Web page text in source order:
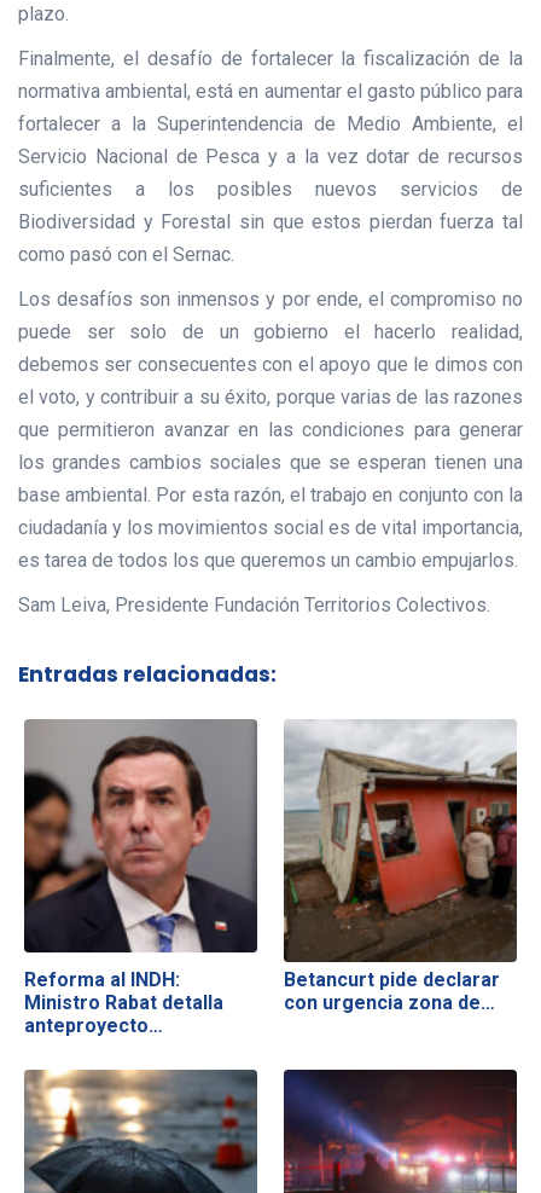
plazo.
Finalmente, el desafío de fortalecer la fiscalización de la
normativa ambiental, está en aumentar el gasto público para
fortalecer a la Superintendencia de Medio Ambiente, el
Servicio Nacional de Pesca y a la vez dotar de recursos
suficientes a los posibles nuevos servicios de
Biodiversidad y Forestal sin que estos pierdan fuerza tal
como pasó con el Sernac.
Los desafíos son inmensos y por ende, el compromiso no
puede ser solo de un gobierno el hacerlo realidad,
debemos ser consecuentes con el apoyo que le dimos con
el voto, y contribuir a su éxito, porque varias de las razones
que permitieron avanzar en las condiciones para generar
los grandes cambios sociales que se esperan tienen una
base ambiental. Por esta razón, el trabajo en conjunto con la
ciudadanía y los movimientos social es de vital importancia,
es tarea de todos los que queremos un cambio empujarlos.
Sam Leiva, Presidente Fundación Territorios Colectivos.
Entradas relacionadas:
Reforma al INDH:
Ministro Rabat detalla
anteproyecto…
Betancurt pide declarar
con urgencia zona de…